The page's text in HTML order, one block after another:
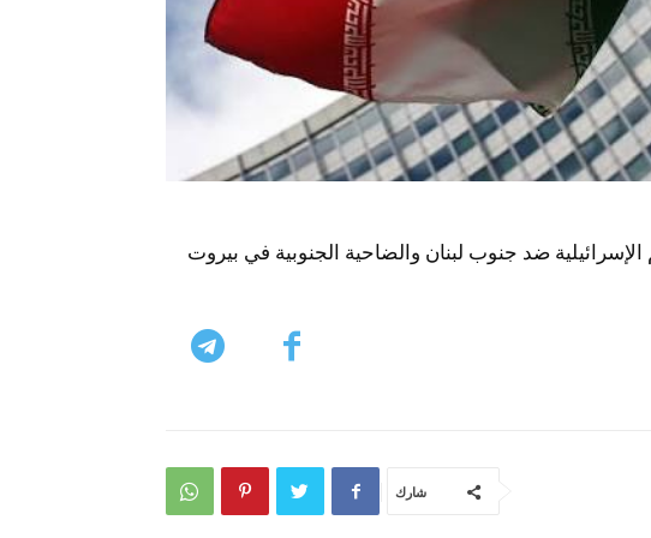
الإسرائيلية ضد جنوب لبنان والضاحية الجنوبية في بيروت
شارك